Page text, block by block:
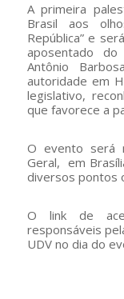
A primeira
Brasil aos
República” e
aposentado
Antônio
autoridade em
legislativo,
que favorece a
O evento será
Geral, em
diversos pontos
O link de
responsáveis
UDV no dia do